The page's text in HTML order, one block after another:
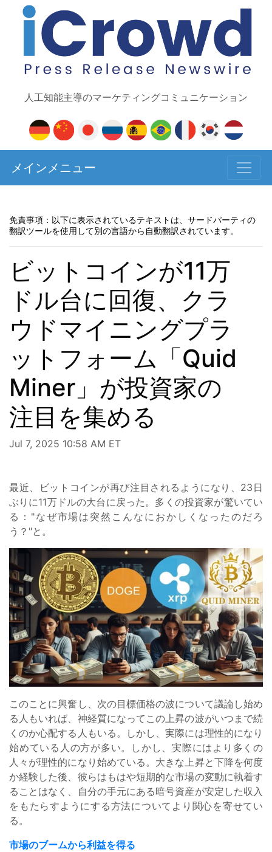
人工知能主導のマーケティングコミュニケーション
メインメニュー
免責事項：以下に表示されているテキストは、サードパーティの
翻訳ツールを使用して別の言語から自動翻訳されています。
ビットコインが11万
ドル台に回復、クラ
ウドマイニングプラ
ットフォーム「Quid
Miner」が投資家の
注目を集める
Jul 7, 2025 10:58 AM ET
最近、ビットコインが再び注目されるようになり、23日
ぶりに11万ドルの大台に戻った。多くの投資家が驚いてい
る："なぜ市場は突然こんなにおかしくなったのだろ
う？"と。
このことに興奮し、次の目標価格の波について議論し始め
る人もいれば、神経質になってこの上昇の波がいつまで続
くのか心配する人もいる。しかし、実際には理性的になり
始めている人の方が多い。しかし、実際にはより多くの
人々が理性的になり始めている。大きな上昇と下降を何度
か経験した後、彼らはもはや短期的な市場の変動に執着す
ることはなく、自分の手元にある暗号資産が安定した収入
をもたらすようにする方法についてより関心を寄せてい
る。
市場のブームから利益を得る